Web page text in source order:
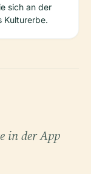
sich an der
Kulturerbe.
in der App